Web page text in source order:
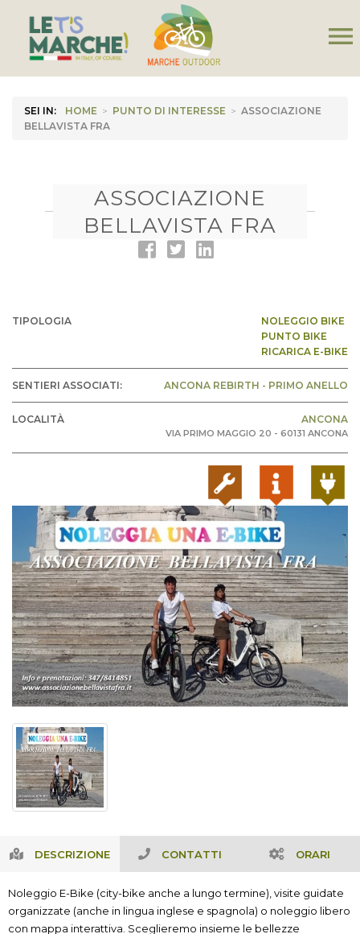
menu
SEI IN: HOME > PUNTO DI INTERESSE > ASSOCIAZIONE
BELLAVISTA FRA
ASSOCIAZIONE
BELLAVISTA FRA
TIPOLOGIA
NOLEGGIO BIKE
PUNTO BIKE
RICARICA E-BIKE
SENTIERI ASSOCIATI: ANCONA REBIRTH - PRIMO ANELLO
LOCALITÀ ANCONA
VIA PRIMO MAGGIO 20 - 60131 ANCONA
DESCRIZIONE CONTATTI ORARI
Noleggio E-Bike (city-bike anche a lungo termine), visite guidate
organizzate (anche in lingua inglese e spagnola) o noleggio libero
con mappa interattiva. Sceglieremo insieme le bellezze